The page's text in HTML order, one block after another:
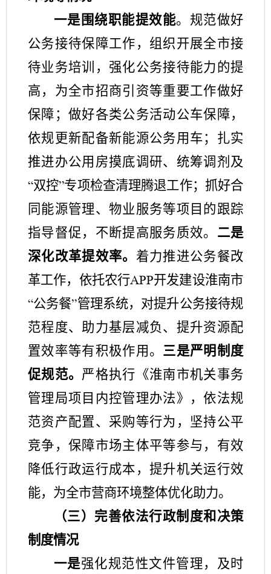
一是围绕职能提效能。规范做好
公务接待保障工作，组织开展全市接
待业务培训，强化公务接待能力的提
高，为全市招商引资等重要工作做好
保障；做好各类公务活动公车保障，
依规更新配备新能源公务用车；
扎实
推进办公用房摸底调研、统筹调剂 及
“双控”专项检查清理腾退工作；抓好合
同能源管理、物业服务等项目的跟踪
指导督促，不断提高服务质效。 二是
深化改革提效率。 着力推进公务餐改
革工作， 依托农行APP开发建设淮南市
“公务餐”管理系统， 对提升公务接待规
范程度、助力基层减负、提升资源配
置效率等有积极作用。 三是严明制度
促规范。 严格执行《淮南市机关事务
管理局项目内控管理办法》，依法规
范资产配置、采购等行为，坚持公平
竞争，保障市场主体平等参与，有效
降低行政运行成本，提升机关运行效
能，为全市营商环境整体优化助力。
（三）完善依法行政制度和决策
制度情况
一是强化规范性文件管理 ， 及时